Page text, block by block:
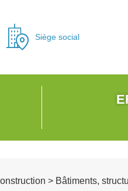
Siège social
> Bâtiments,